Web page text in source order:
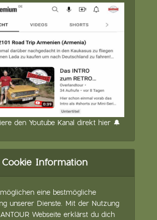
den Youtube Kanal direkt hier 🔔
Cookie Information
eine bestmögliche
unserer Dienste. Mit der Nutzung
Webseite erklärst du dich